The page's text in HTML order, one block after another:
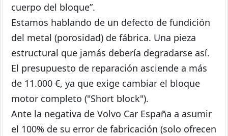
cuerpo del bloque”.
Estamos hablando de un defecto de fundición
del metal (porosidad) de fábrica. Una pieza
estructural que jamás debería degradarse así.
El presupuesto de reparación asciende a más
de 11.000 €, ya que exige cambiar el bloque
motor completo ("Short block").
Ante la negativa de Volvo Car España a asumir
el 100% de su error de fabricación (solo ofrecen